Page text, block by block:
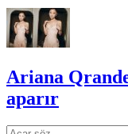
Ariana
aparır